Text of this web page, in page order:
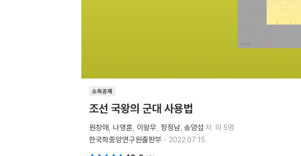
소득공제
조선 국왕의 군대 사용법
원창애 나영훈 이왕무 정정남 송양섭 저 외 5명
한국학중앙연구원출판부
2022.07.15.